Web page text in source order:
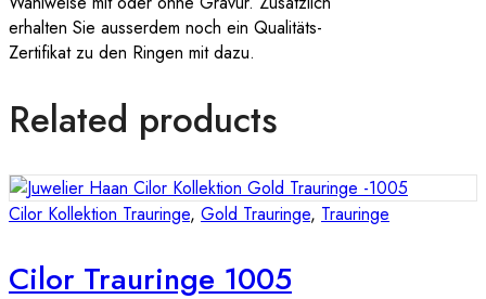
erhalten Sie ausserdem noch ein Qualitäts-
Zertifikat zu den Ringen mit dazu.
Related products
Cilor Kollektion Trauringe, Gold Trauringe, Trauringe
Cilor Trauringe 1005